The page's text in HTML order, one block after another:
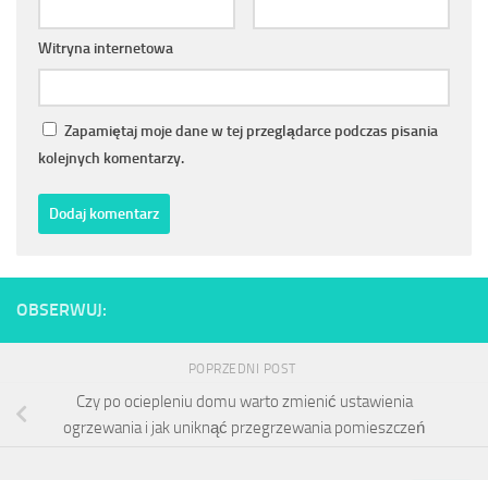
Witryna internetowa
Zapamiętaj moje dane w tej przeglądarce podczas pisania
kolejnych komentarzy.
OBSERWUJ:
POPRZEDNI POST
Czy po ociepleniu domu warto zmienić ustawienia
ogrzewania i jak uniknąć przegrzewania pomieszczeń